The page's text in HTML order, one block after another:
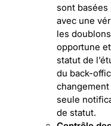
sont basées
avec une
les
opportune
statut de
du back-
seule
de statut.